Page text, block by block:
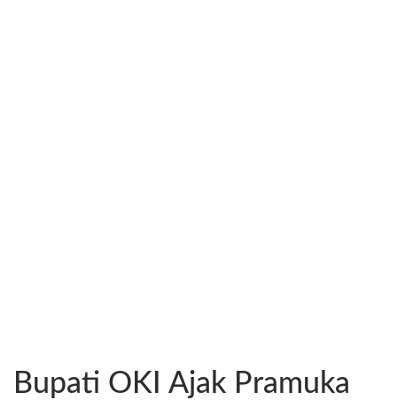
Bupati OKI Ajak Pramuka